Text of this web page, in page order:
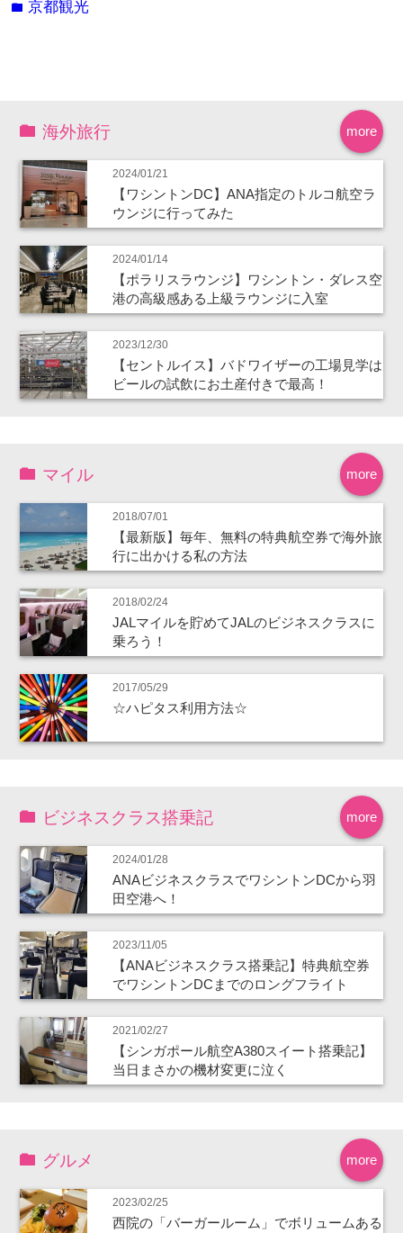
folder京都観光
more
海外旅行
2024/01/21
【ワシントンDC】ANA指定のトルコ航空ラ
ウンジに行ってみた
2024/01/14
【ポラリスラウンジ】ワシントン・ダレス空
港の高級感ある上級ラウンジに入室
2023/12/30
【セントルイス】バドワイザーの工場見学は
ビールの試飲にお土産付きで最高！
more
マイル
2018/07/01
【最新版】毎年、無料の特典航空券で海外旅
行に出かける私の方法
2018/02/24
JALマイルを貯めてJALのビジネスクラスに
乗ろう！
2017/05/29
☆ハピタス利用方法☆
more
ビジネスクラス搭乗記
2024/01/28
ANAビジネスクラスでワシントンDCから羽
田空港へ！
2023/11/05
【ANAビジネスクラス搭乗記】特典航空券
でワシントンDCまでのロングフライト
2021/02/27
【シンガポール航空A380スイート搭乗記】
当日まさかの機材変更に泣く
more
グルメ
2023/02/25
西院の「バーガールーム」でボリュームある